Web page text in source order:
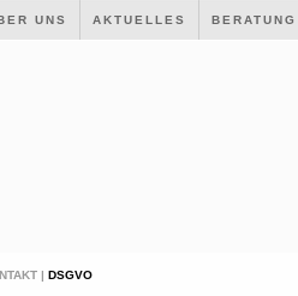
UNS AKTUELLES
| DSGVO